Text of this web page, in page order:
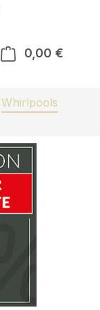
0,00 €
Whirlpools